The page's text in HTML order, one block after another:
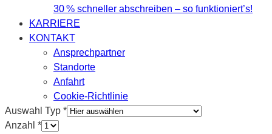
30 % schneller abschreiben – so funktioniert’s!
KARRIERE
KONTAKT
Ansprechpartner
Standorte
Anfahrt
Cookie-Richtlinie
Auswahl Typ *
Anzahl *